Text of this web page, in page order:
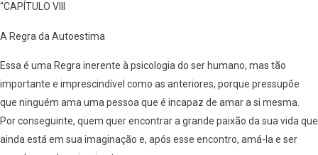
“CAPÍTULO VIII
A Regra da Autoestima
Essa é uma Regra inerente à psicologia do ser humano, mas tão
importante e imprescindível como as anteriores, porque pressupõe
que ninguém ama uma pessoa que é incapaz de amar a si mesma.
Por conseguinte, quem quer encontrar a grande paixão da sua vida que
ainda está em sua imaginação e, após esse encontro, amá-la e ser